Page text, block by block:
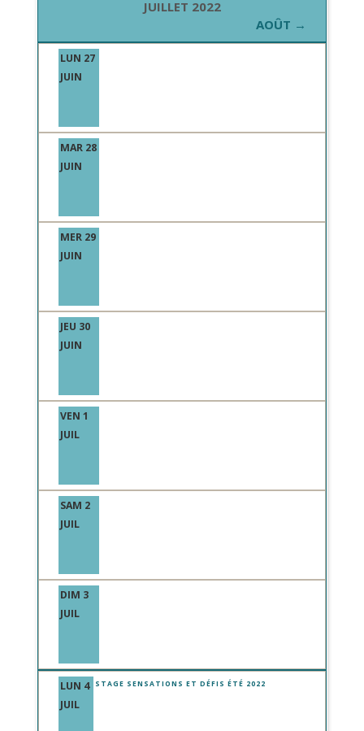
JUILLET 2022
AOÛT →
LUN 27
JUIN
MAR 28
JUIN
MER 29
JUIN
JEU 30
JUIN
VEN 1
JUIL
SAM 2
JUIL
DIM 3
JUIL
LUN 4
JUIL
STAGE SENSATIONS ET DÉFIS ÉTÉ 2022